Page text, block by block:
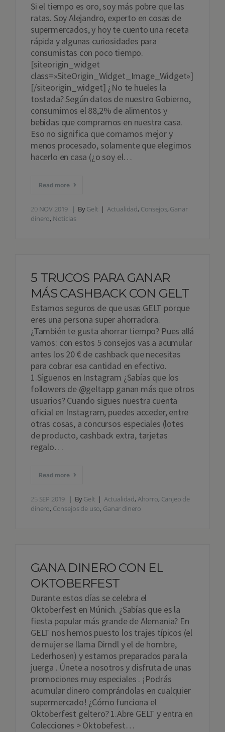
Si el tiempo es oro, soy más pobre que las
ratas. Soy Alejandro, experto en cosas de
supermercados, y hoy te cuento una receta
rápida y algunas curiosidades para
consumistas con poco tiempo.
[siteorigin_widget
class=»SiteOrigin_Widget_Image_Widget»]
[/siteorigin_widget] ¿No te hueles la
tostada? Según datos de nuestro Gobierno,
consumimos el 88,2% de alimentos y
bebidas que compramos en nuestra casa.
Eso no significa que comamos mejor y
menos procesado, solamente que elegimos
hacerlo en casa (¿o soy el…
Read more
20 NOV 2019 ByGelt Actualidad, Consejos, Ganar
dinero, Noticias
5 TRUCOS PARA GANAR
MÁS CASHBACK CON GELT
Estamos seguros de que usas GELT porque
eres una persona super ahorradora.
¿También te gusta ahorrar tiempo? Pues allá
vamos: con estos 5 consejos vas a acumular
antes los 20 € de cashback que necesitas
para cobrar esa cantidad en efectivo.
1.Síguenos en Instagram ¿Sabías que los
followers de @geltapp ganan más que otros
usuarios? Cuando sigues nuestra cuenta
oficial en Instagram, puedes acceder, entre
otras cosas, a concursos especiales (lotes
de producto, cashback extra, tarjetas
regalo…
Read more
25 SEP 2019 ByGelt Actualidad, Ahorro, Canjeo de
dinero, Consejos de uso, Ganar dinero
GANA DINERO CON EL
OKTOBERFEST
Durante estos días se celebra el
Oktoberfest en Múnich. ¿Sabías que es la
fiesta popular más grande de Alemania? En
GELT nos hemos puesto los trajes típicos (el
de mujer se llama Dirndl y el de hombre,
Lederhosen) y estamos preparados para la
juerga . Únete a nosotros y disfruta de unas
promociones muy especiales . ¡Podrás
acumular dinero comprándolas en cualquier
supermercado! ¿Cómo funciona el
Oktoberfest geltero? 1.Abre GELT y entra en
Colecciones > Oktobefest…